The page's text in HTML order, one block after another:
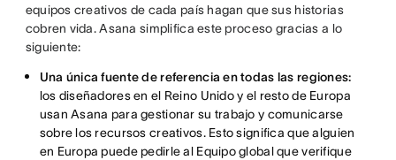
equipos creativos de cada país hagan que sus historias
cobren vida. Asana simplifica este proceso gracias a lo
siguiente:
Una única fuente de referencia en todas las regiones:
los diseñadores en el Reino Unido y el resto de Europa
usan Asana para gestionar su trabajo y comunicarse
sobre los recursos creativos. Esto significa que alguien
en Europa puede pedirle al Equipo global que verifique